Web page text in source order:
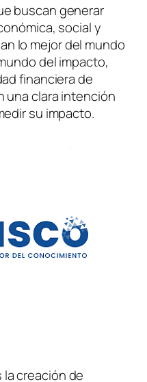
buscan generar
social y
lo mejor del mundo
del impacto,
financiera de
una clara intención
su impacto.
creación de